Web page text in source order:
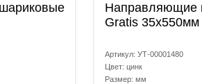
Направляющие
Gratis 35x550мм
Артикул: УТ-00001480
Цвет: цинк
Размер: мм